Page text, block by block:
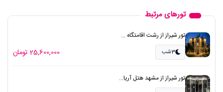
تورهای مرتبط
تور شیراز از رشت اقامتگاه ...
3شب 25,600,000 تومان
تور شیراز از مشهد هتل آریا...